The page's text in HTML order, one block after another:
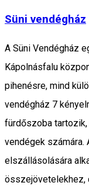
Süni vendégház
A Süni Vendégház
Kápolnásfalu
pihenésre, mind
vendégház 7
fürdőszoba
vendégek
elszállásolására
összejövetelekhez,